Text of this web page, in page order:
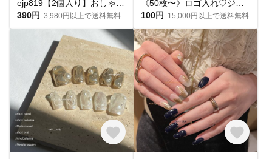
390円 3,980円以上で送料無料
100円
15,000円以上で送料無料